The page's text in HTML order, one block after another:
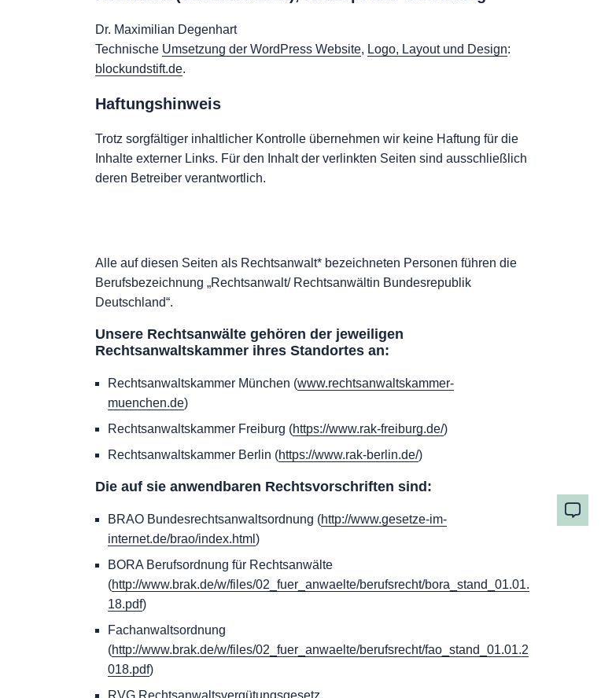
Dr. Maximilian Degenhart
Technische Umsetzung der WordPress Website, Logo, Layout und Design:
blockundstift.de.
Haftungshinweis
Trotz sorgfältiger inhaltlicher Kontrolle übernehmen wir keine Haftung für die
Inhalte externer Links. Für den Inhalt der verlinkten Seiten sind ausschließlich
deren Betreiber verantwortlich.
Alle auf diesen Seiten als Rechtsanwalt* bezeichneten Personen führen die
Berufsbezeichnung „Rechtsanwalt/ Rechtsanwältin Bundesrepublik
Deutschland“.
Unsere Rechtsanwälte gehören der jeweiligen
Rechtsanwaltskammer ihres Standortes an:
Rechtsanwaltskammer München (www.rechtsanwaltskammer-
muenchen.de)
Rechtsanwaltskammer Freiburg (https://www.rak-freiburg.de/)
Rechtsanwaltskammer Berlin (https://www.rak-berlin.de/)
Die auf sie anwendbaren Rechtsvorschriften sind:
BRAO Bundesrechtsanwaltsordnung (http://www.gesetze-im-
internet.de/brao/index.html )
BORA Berufsordnung für Rechtsanwälte
(http://www.brak.de/w/files/02_fuer_anwaelte/berufsrecht/bora_stand_01.01.
18.pdf)
Fachanwaltsordnung
(http://www.brak.de/w/files/02_fuer_anwaelte/berufsrecht/fao_stand_01.01.2
018.pdf)